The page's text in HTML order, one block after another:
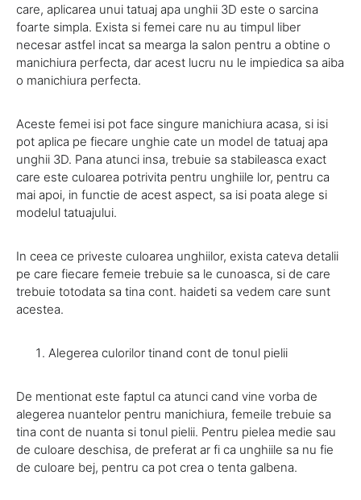
care, aplicarea unui tatuaj apa unghii 3D este o sarcina
foarte simpla. Exista si femei care nu au timpul liber
necesar astfel incat sa mearga la salon pentru a obtine o
manichiura perfecta, dar acest lucru nu le impiedica sa aiba
o manichiura perfecta.
Aceste femei isi pot face singure manichiura acasa, si isi
pot aplica pe fiecare unghie cate un model de tatuaj apa
unghii 3D. Pana atunci insa, trebuie sa stabileasca exact
care este culoarea potrivita pentru unghiile lor, pentru ca
mai apoi, in functie de acest aspect, sa isi poata alege si
modelul tatuajului.
In ceea ce priveste culoarea unghiilor, exista cateva detalii
pe care fiecare femeie trebuie sa le cunoasca, si de care
trebuie totodata sa tina cont. haideti sa vedem care sunt
acestea.
Alegerea culorilor tinand cont de tonul pielii
De mentionat este faptul ca atunci cand vine vorba de
alegerea nuantelor pentru manichiura, femeile trebuie sa
tina cont de nuanta si tonul pielii. Pentru pielea medie sau
de culoare deschisa, de preferat ar fi ca unghiile sa nu fie
de culoare bej, pentru ca pot crea o tenta galbena.